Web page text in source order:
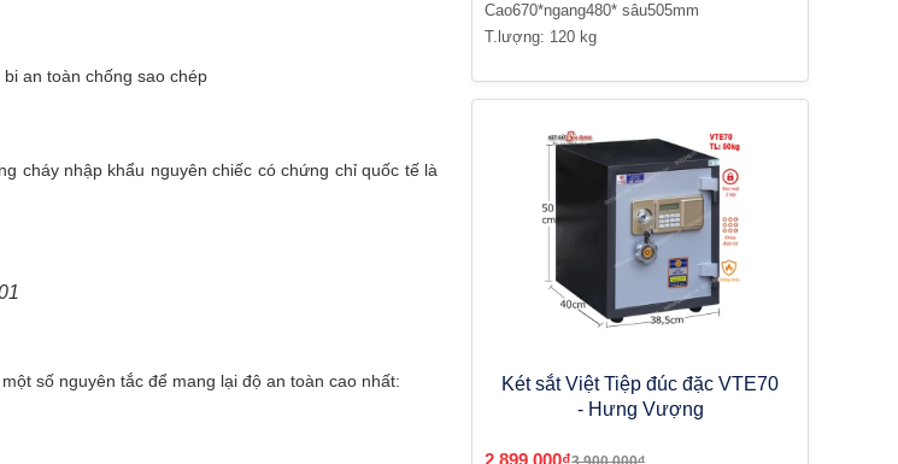
an toàn chống sao chép
cháy nhập khẩu nguyên chiếc có chứng chỉ quốc tế là
số nguyên tắc để mang lại độ an toàn cao nhất:
Cao670*ngang480* sâu505mm
T.lượng: 120 kg
Két sắt Việt Tiệp đúc đặc VTE70
- Hưng Vượng
2.899.000₫